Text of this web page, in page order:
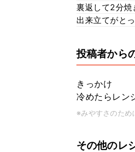
裏返して2分焼
出来立てがと
投稿者から
きっかけ
冷めたらレン
※みやすさのため
その他のレ